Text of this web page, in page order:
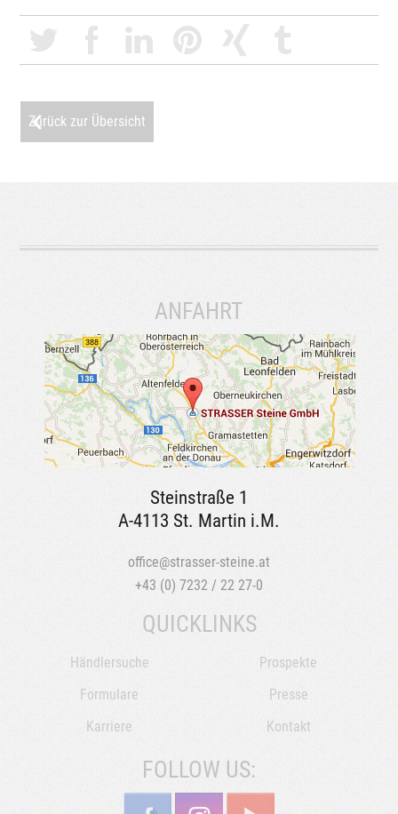
Zurück zur Übersicht
ANFAHRT
Steinstraße 1
A-4113 St. Martin i.M.
office@strasser-steine.at
+43 (0) 7232 / 22 27-0
QUICKLINKS
Händlersuche
Prospekte
Formulare
Presse
Karriere
Kontakt
FOLLOW US: